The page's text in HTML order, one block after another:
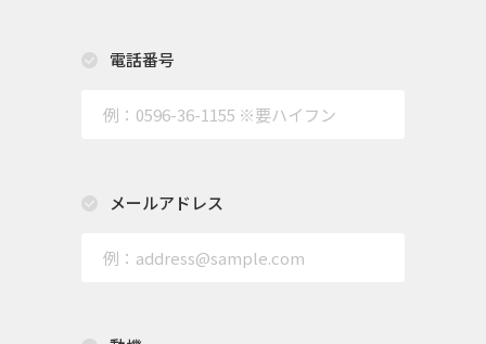
電話番号
メールアドレス